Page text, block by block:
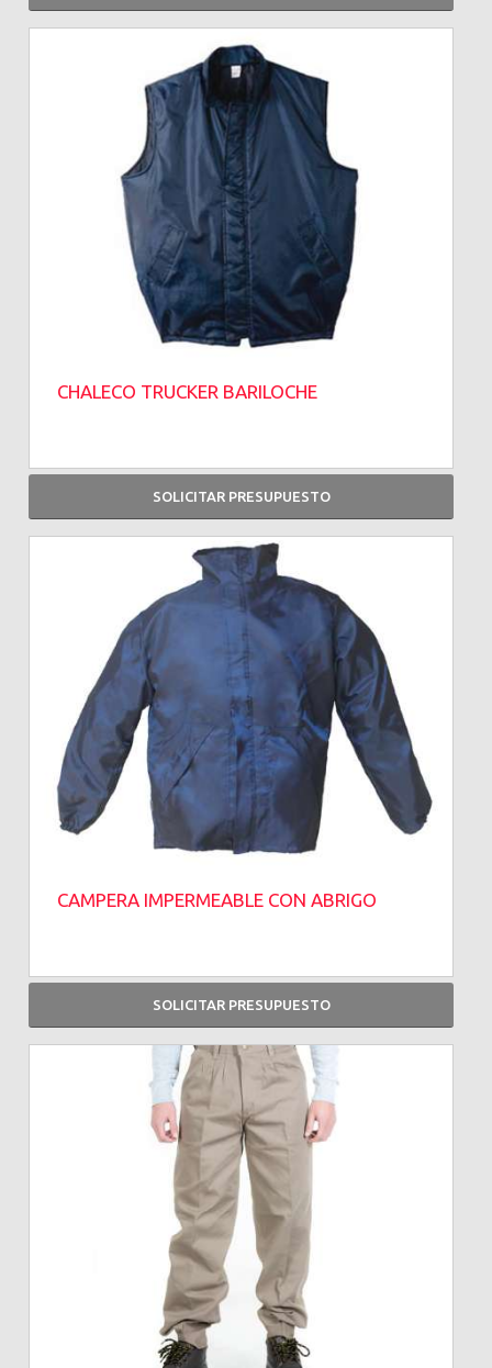
CHALECO TRUCKER BARILOCHE
SOLICITAR PRESUPUESTO
CAMPERA IMPERMEABLE CON ABRIGO
SOLICITAR PRESUPUESTO